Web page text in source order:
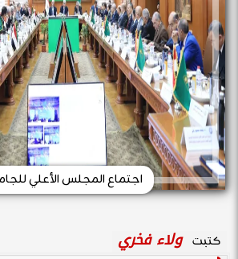
اجتماع المجلس الأعلي
كتبت ولاء فخري